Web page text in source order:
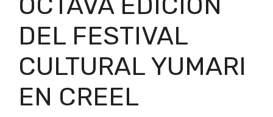
DEL FESTIVAL
CULTURAL YUMARI
EN CREEL